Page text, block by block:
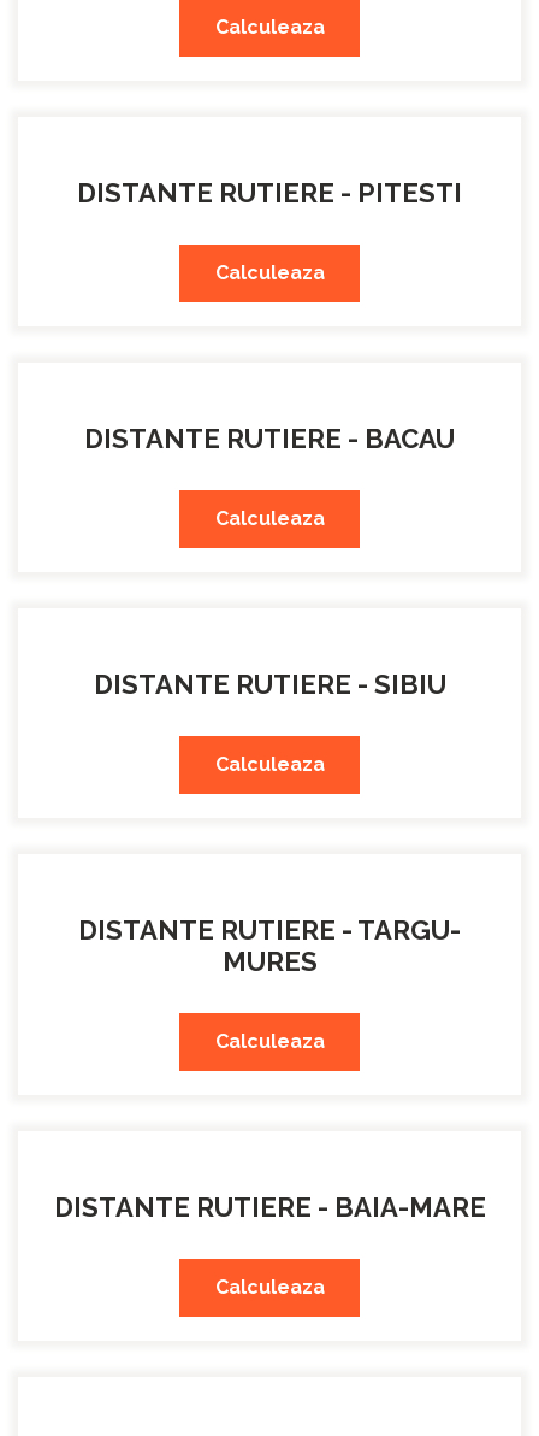
Calculeaza
DISTANTE RUTIERE - PITESTI
Calculeaza
DISTANTE RUTIERE - BACAU
Calculeaza
DISTANTE RUTIERE - SIBIU
Calculeaza
DISTANTE RUTIERE - TARGU-
MURES
Calculeaza
DISTANTE RUTIERE - BAIA-MARE
Calculeaza